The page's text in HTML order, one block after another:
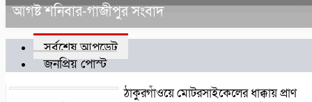
আগষ্ট শনিবার-গাজীপুর সংবাদ
সর্বশেষ আপডেট
জনপ্রিয় পোস্ট
ঠাকুরগাঁওয়ে মোটরসাইকেলের ধাক্কায় প্রাণ